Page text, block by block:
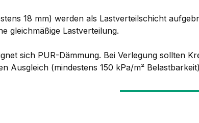
18 mm) werden als Lastverteilschicht
gleichmäßige Lastverteilung.
sich PUR-Dämmung. Bei Verlegung sollten
Ausgleich (mindestens 150 kPa/m²